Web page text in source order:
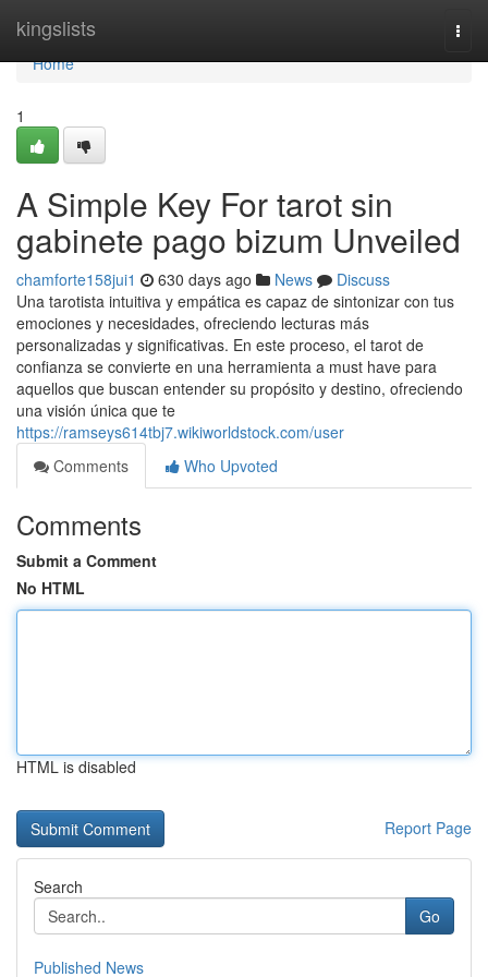
kingslists
Home
Home
1
A Simple Key For tarot sin
gabinete pago bizum Unveiled
chamforte158jui1 630 days ago News
Discuss
Una tarotista intuitiva y empática es capaz de sintonizar con tus
emociones y necesidades, ofreciendo lecturas más
personalizadas y significativas. En este proceso, el tarot de
confianza se convierte en una herramienta a must have para
aquellos que buscan entender su propósito y destino, ofreciendo
una visión única que te
https://ramseys614tbj7.wikiworldstock.com/user
Comments
Who Upvoted
Comments
Submit a Comment
No HTML
HTML is disabled
Report Page
Search
Go
Published News